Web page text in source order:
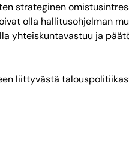
strateginen
olla hallitusohjelman
yhteiskuntavastuu ja
liittyvästä